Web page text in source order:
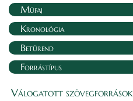
Műfaj
Kronológia
Betűrend
Forrástípus
Válogatott szövegforrások